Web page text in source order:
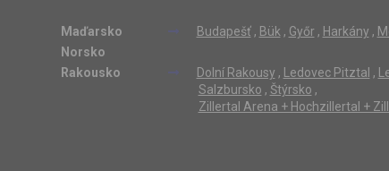
Maďarsko
Budapešť, Bük, Győr , Harkány ,
Norsko
Rakousko
Dolní Rakousy , Ledovec Pitztal ,
Salzbursko , Štýrsko ,
Zillertal Arena + Hochzillertal +